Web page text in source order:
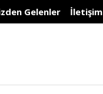
Gelenler İletişim